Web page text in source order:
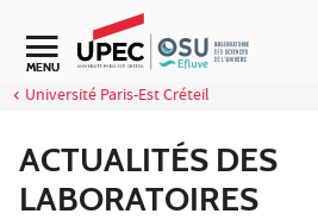
Aller au contenu
Navigation secondaire
MENU
Université Paris-Est Créteil
ACTUALITÉS DES
LABORATOIRES